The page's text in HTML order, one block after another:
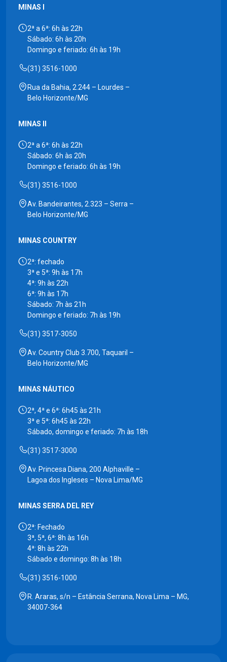
MINAS I
2ª a 6ª: 6h às 22h
Sábado: 6h às 20h
Domingo e feriado: 6h às 19h
(31) 3516-1000
Rua da Bahia, 2.244 – Lourdes –
Belo Horizonte/MG
MINAS II
2ª a 6ª: 6h às 22h
Sábado: 6h às 20h
Domingo e feriado: 6h às 19h
(31) 3516-1000
Av. Bandeirantes, 2.323 – Serra –
Belo Horizonte/MG
MINAS COUNTRY
2ª: fechado
3ª e 5ª: 9h às 17h
4ª: 9h às 22h
6ª: 9h às 17h
Sábado: 7h às 21h
Domingo e feriado: 7h às 19h
(31) 3517-3050
Av. Country Club 3.700, Taquaril –
Belo Horizonte/MG
MINAS NÁUTICO
2ª, 4ª e 6ª: 6h45 às 21h
3ª e 5ª: 6h45 às 22h
Sábado, domingo e feriado: 7h às 18h
(31) 3517-3000
Av. Princesa Diana, 200 Alphaville –
Lagoa dos Ingleses – Nova Lima/MG
MINAS SERRA DEL REY
2ª: Fechado
3ª, 5ª, 6ª: 8h às 16h
4ª: 8h às 22h
Sábado e domingo: 8h às 18h
(31) 3516-1000
R. Araras, s/n – Estância Serrana, Nova Lima – MG,
34007-364